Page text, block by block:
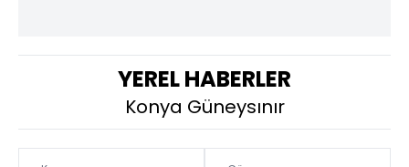
YEREL HABERLER
Konya Güneysınır